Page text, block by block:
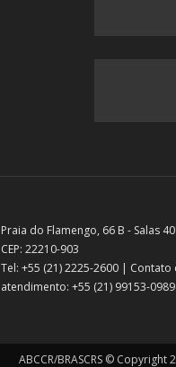
Praia do Flamengo, 66 B - Salas
CEP: 22210-903
Tel: +55 (21) 2225-2600 |
atendimento: +55 (21) 99153-0989
ABCCR/BRASCRS ©